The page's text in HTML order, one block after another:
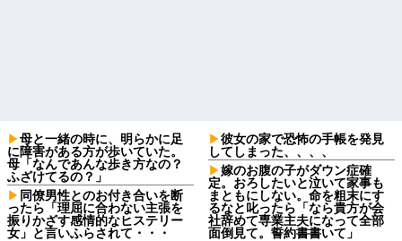
母と一緒の時に、明らかに足
に障害がある方が歩いていた。
母「なんであんな歩き方なの？
ふざけてるの？」
同僚男性とのお付き合いを断
ったら「理屈に合わない主張を
振りかざす感情的なヒステリー
女」と言いふらされて・・・
彼女の家で恐怖の手帳を発見
してしまった、、、、
嫁のお腹の子がダウン症確
定。おろしたいと泣いて家事も
まともにしない。命を粗末にす
るなと叱ったら「なら貴方が会
社辞めて専業主夫になって全部
面倒見て。誓約書書いて」